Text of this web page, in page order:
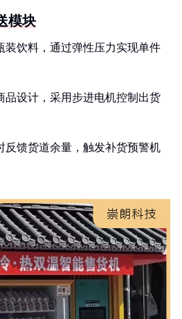
模块
装饮料，通过弹性压力实现单件
品设计，采用步进电机控制出货
反馈货道余量，触发补货预警机